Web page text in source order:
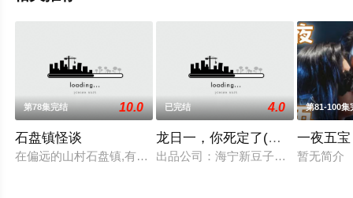
第78集完结 10.0
石盘镇怪谈
在偏远的山村石盘镇,有着许多传说和怪谈。镇上的居民们每当夜
已完结 4.0
龙日一，你死定了(短剧)
出品公司：海宁新豆子影视传媒有限
第81-100集
一夜五
暂无简介